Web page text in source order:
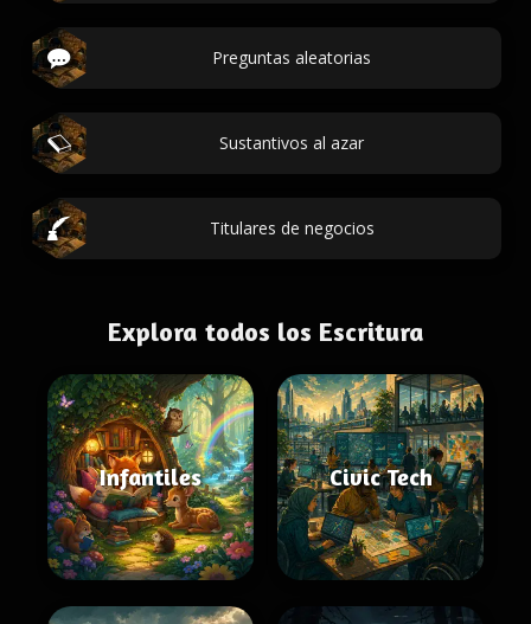
Preguntas aleatorias
Sustantivos al azar
Titulares de negocios
Explora todos los Escritura
Infantiles Civic Tech